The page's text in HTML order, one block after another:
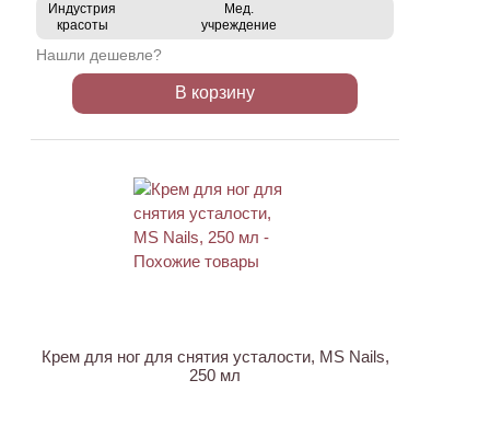
Индустрия
красоты
Мед.
учреждение
Нашли дешевле?
В корзину
Крем для ног для снятия усталости, MS Nails,
250 мл